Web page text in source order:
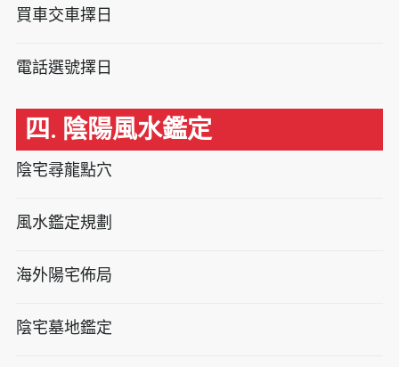
買車交車擇日
電話選號擇日
四. 陰陽風水鑑定
陰宅尋龍點穴
風水鑑定規劃
海外陽宅佈局
陰宅墓地鑑定